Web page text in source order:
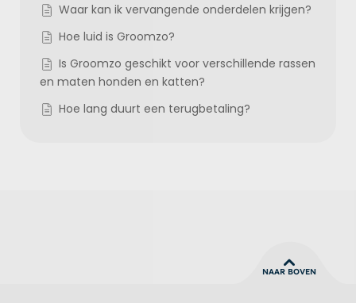
Waar kan ik vervangende onderdelen krijgen?
Hoe luid is Groomzo?
Is Groomzo geschikt voor verschillende rassen
en maten honden en katten?
Hoe lang duurt een terugbetaling?
NAAR BOVEN